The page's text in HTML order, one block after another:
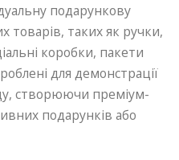
подарункову
товарів, таких як ручки,
коробки, пакети
для демонстрації
створюючи преміум-
подарунків або